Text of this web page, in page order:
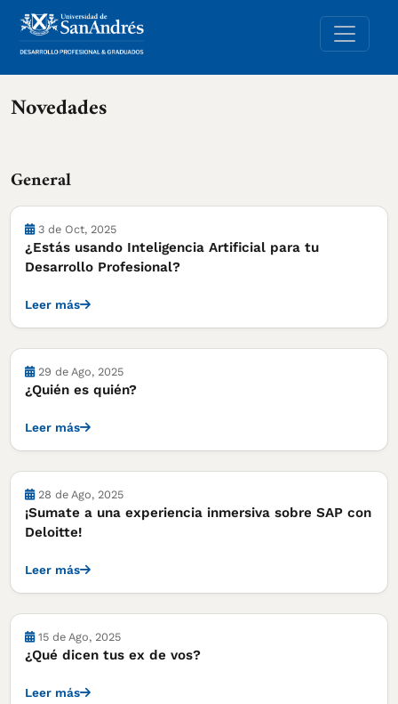
Novedades
General
3 de Oct, 2025
¿Estás usando Inteligencia Artificial para tu
Desarrollo Profesional?
Leer más
29 de Ago, 2025
¿Quién es quién?
Leer más
28 de Ago, 2025
¡Sumate a una experiencia inmersiva sobre SAP con
Deloitte!
Leer más
15 de Ago, 2025
¿Qué dicen tus ex de vos?
Leer más